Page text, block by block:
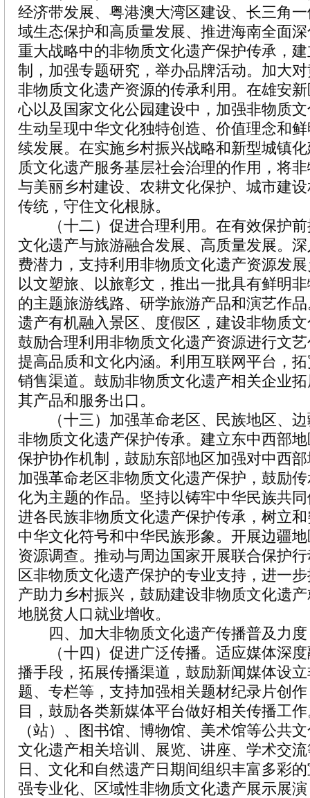
经济带发展、粤港澳大湾区建设、长三角
域生态保护和高质量发展、推进海南全面
重大战略中的非物质文化遗产保护传承，
制，加强专题研究，举办品牌活动。加大
非物质文化遗产资源的传承利用。在雄安
心以及国家文化公园建设中，加强非物质
生动呈现中华文化独特创造、价值理念和
续发展。在实施乡村振兴战略和新型城镇
质文化遗产服务基层社会治理的作用，将
与美丽乡村建设、农耕文化保护、城市建
传统，守住文化根脉。
（十二）促进合理利用。在有效保护前
文化遗产与旅游融合发展、高质量发展。
费潜力，支持利用非物质文化遗产资源发
以文塑旅、以旅彰文，推出一批具有鲜明
的主题旅游线路、研学旅游产品和演艺作
遗产有机融入景区、度假区，建设非物质
鼓励合理利用非物质文化遗产资源进行文
提高品质和文化内涵。利用互联网平台，
销售渠道。鼓励非物质文化遗产相关企业
其产品和服务出口。
（十三）加强革命老区、民族地区、边
非物质文化遗产保护传承。建立东中西部
保护协作机制，鼓励东部地区加强对中西
加强革命老区非物质文化遗产保护，鼓励
化为主题的作品。坚持以铸牢中华民族共
进各民族非物质文化遗产保护传承，树立
中华文化符号和中华民族形象。开展边疆
资源调查。推动与周边国家开展联合保护
区非物质文化遗产保护的专业支持，进一
产助力乡村振兴，鼓励建设非物质文化遗
地脱贫人口就业增收。
四、加大非物质文化遗产传播普及力度
（十四）促进广泛传播。适应媒体深度
播手段，拓展传播渠道，鼓励新闻媒体设
题、专栏等，支持加强相关题材纪录片创
目，鼓励各类新媒体平台做好相关传播工
（站）、图书馆、博物馆、美术馆等公共
文化遗产相关培训、展览、讲座、学术交
日、文化和自然遗产日期间组织丰富多彩
强专业化、区域性非物质文化遗产展示展